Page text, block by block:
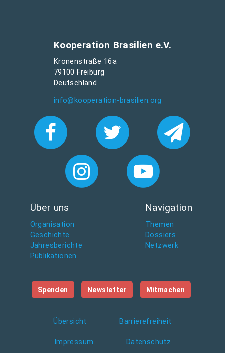
Kooperation Brasilien e.V.
Kronenstraße 16a
79100 Freiburg
Deutschland
info@kooperation-brasilien.org
Über uns
Organisation
Geschichte
Jahresberichte
Publikationen
Navigation
Themen
Dossiers
Netzwerk
Spenden Newsletter Mitmachen
Übersicht Barrierefreiheit
Impressum Datenschutz